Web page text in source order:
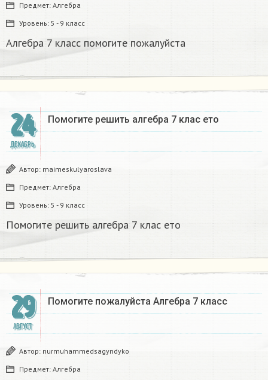
Предмет: Алгебра
Уровень: 5 - 9 класс
Алгебра 7 класс помогите пожалуйста
24
ДЕКАБРЬ
Помогите решить алгебра 7 клас ето
Автор: maimeskulyaroslava
Предмет: Алгебра
Уровень: 5 - 9 класс
Помогите решить алгебра 7 клас ето
29
АВГУСТ
Помогите пожалуйста Алгебра 7 класс​
Автор: nurmuhammedsagyndyko
Предмет: Алгебра